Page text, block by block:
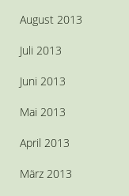
August 2013
Juli 2013
Juni 2013
Mai 2013
April 2013
März 2013